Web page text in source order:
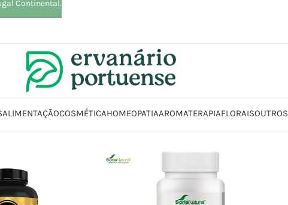
ALIMENTAÇÃOCOSMÉTICAHOMEOPATIAAROMATERAPIAFLORAISOUTROS
Continental.